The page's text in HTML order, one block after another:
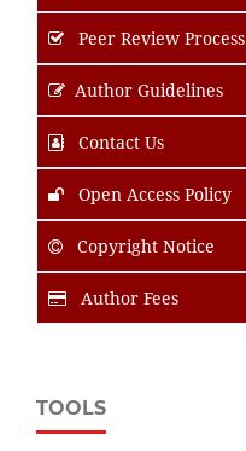
Peer Review Process
Author Guidelines
Contact Us
Open Access Policy
Copyright Notice
Author Fees
TOOLS